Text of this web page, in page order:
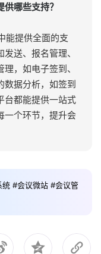
哪些支持？
能提供全面的支
送、报名管理、
，如电子签到、
数据分析，如签到
台都能提供一站式
一个环节，提升会
统 #会议微站 #会议管